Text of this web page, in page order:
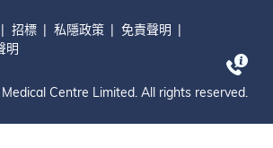
招標 私隱政策
免責聲明
明
Centre Limited. All rights reserved.